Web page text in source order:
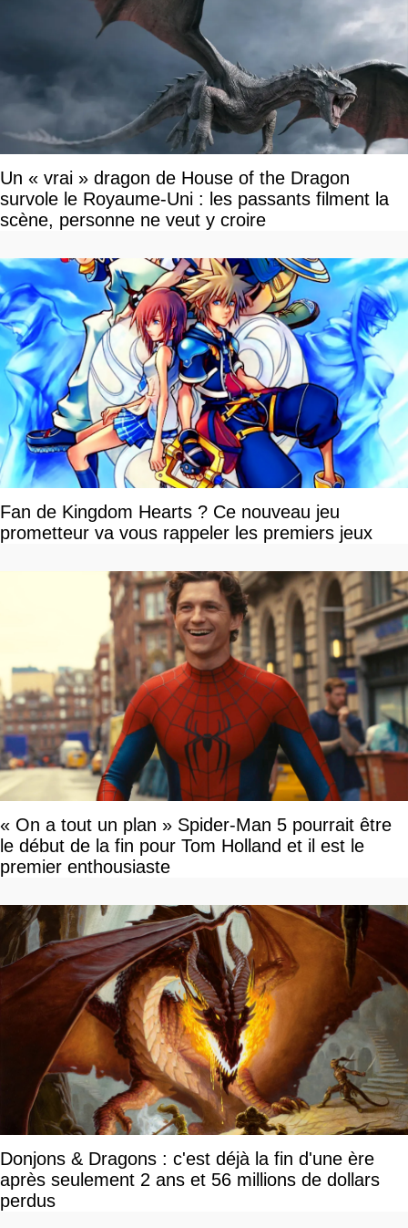
Un « vrai » dragon de House of the Dragon
survole le Royaume-Uni : les passants filment la
scène, personne ne veut y croire
Fan de Kingdom Hearts ? Ce nouveau jeu
prometteur va vous rappeler les premiers jeux
« On a tout un plan » Spider-Man 5 pourrait être
le début de la fin pour Tom Holland et il est le
premier enthousiaste
Donjons & Dragons : c'est déjà la fin d'une ère
après seulement 2 ans et 56 millions de dollars
perdus